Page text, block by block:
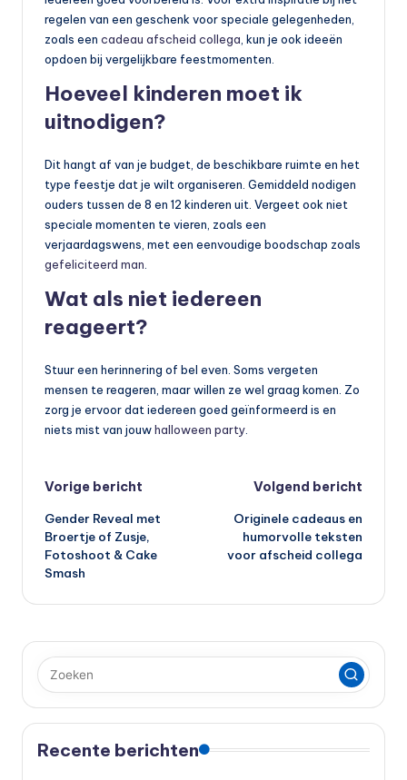
regelen van een geschenk voor speciale gelegenheden,
zoals een cadeau afscheid collega, kun je ook ideeën
opdoen bij vergelijkbare feestmomenten.
Hoeveel kinderen moet ik
uitnodigen?
Dit hangt af van je budget, de beschikbare ruimte en het
type feestje dat je wilt organiseren. Gemiddeld nodigen
ouders tussen de 8 en 12 kinderen uit. Vergeet ook niet
speciale momenten te vieren, zoals een
verjaardagswens, met een eenvoudige boodschap zoals
gefeliciteerd man.
Wat als niet iedereen
reageert?
Stuur een herinnering of bel even. Soms vergeten
mensen te reageren, maar willen ze wel graag komen. Zo
zorg je ervoor dat iedereen goed geïnformeerd is en
niets mist van jouwhalloween party.
Bericht
navigatie
Vorige bericht
Gender Reveal met
Broertje of Zusje,
Fotoshoot & Cake
Smash
Volgend bericht
Originele cadeaus en
humorvolle teksten
voor afscheid collega
Recente berichten